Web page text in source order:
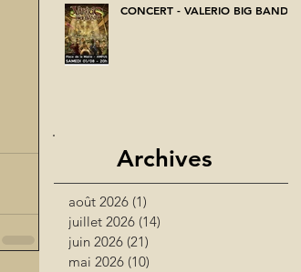
CONCERT - VALERIO BIG BAND
Archives
août 2026 (1)
juillet 2026 (14)
juin 2026 (21)
mai 2026 (10)